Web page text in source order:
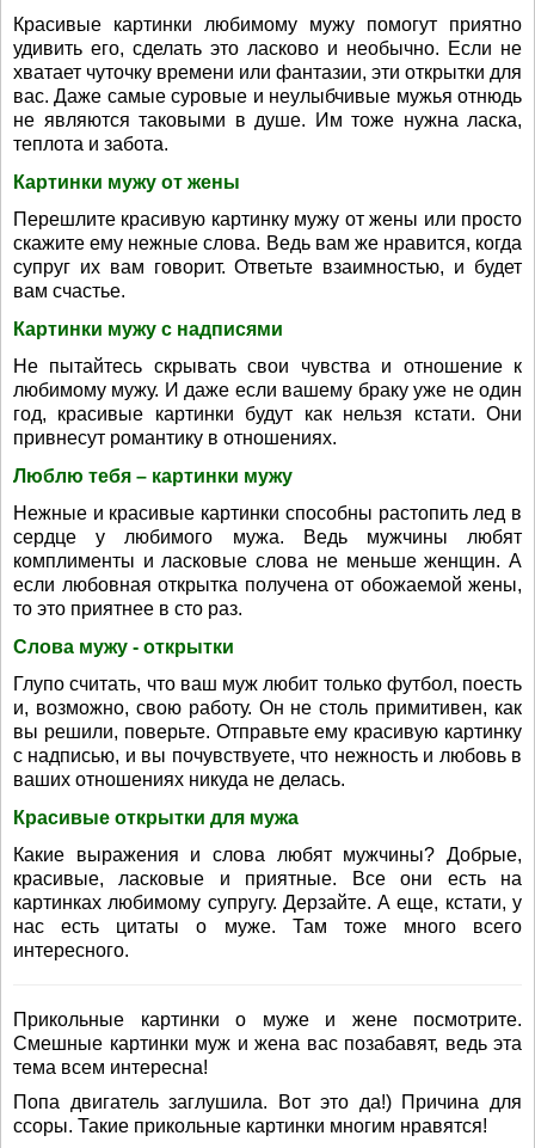
Красивые картинки любимому мужу помогут приятно
удивить его, сделать это ласково и необычно. Если не
хватает чуточку времени или фантазии, эти открытки для
вас. Даже самые суровые и неулыбчивые мужья отнюдь
не являются таковыми в душе. Им тоже нужна ласка,
теплота и забота.
Картинки мужу от жены
Перешлите красивую картинку мужу от жены или просто
скажите ему нежные слова. Ведь вам же нравится, когда
супруг их вам говорит. Ответьте взаимностью, и будет
вам счастье.
Картинки мужу с надписями
Не пытайтесь скрывать свои чувства и отношение к
любимому мужу. И даже если вашему браку уже не один
год, красивые картинки будут как нельзя кстати. Они
привнесут романтику в отношениях.
Люблю тебя – картинки мужу
Нежные и красивые картинки способны растопить лед в
сердце у любимого мужа. Ведь мужчины любят
комплименты и ласковые слова не меньше женщин. А
если любовная открытка получена от обожаемой жены,
то это приятнее в сто раз.
Слова мужу - открытки
Глупо считать, что ваш муж любит только футбол, поесть
и, возможно, свою работу. Он не столь примитивен, как
вы решили, поверьте. Отправьте ему красивую картинку
с надписью, и вы почувствуете, что нежность и любовь в
ваших отношениях никуда не делась.
Красивые открытки для мужа
Какие выражения и слова любят мужчины? Добрые,
красивые, ласковые и приятные. Все они есть на
картинках любимому супругу. Дерзайте. А еще, кстати, у
нас есть цитаты о муже. Там тоже много всего
интересного.
Прикольные картинки о муже и жене посмотрите.
Смешные картинки муж и жена вас позабавят, ведь эта
тема всем интересна!
Попа двигатель заглушила. Вот это да!) Причина для
ссоры. Такие прикольные картинки многим нравятся!